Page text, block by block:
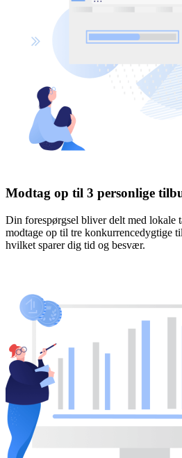
Modtag op til 3 personlige
Din forespørgsel bliver delt med lokale
modtage op til tre konkurrencedygtige
hvilket sparer dig tid og besvær.